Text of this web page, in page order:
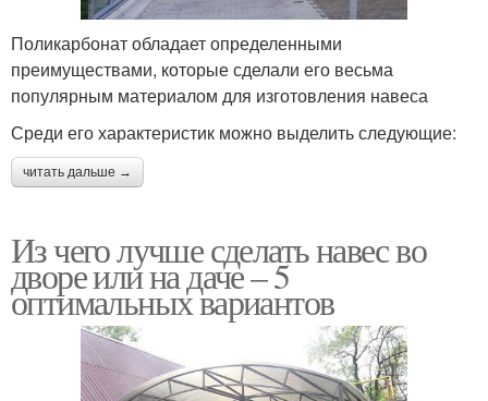
Поликарбонат обладает определенными
преимуществами, которые сделали его весьма
популярным материалом для изготовления навеса
Среди его характеристик можно выделить следующие:
читать дальше →
Из чего лучше сделать навес во
дворе или на даче – 5
оптимальных вариантов